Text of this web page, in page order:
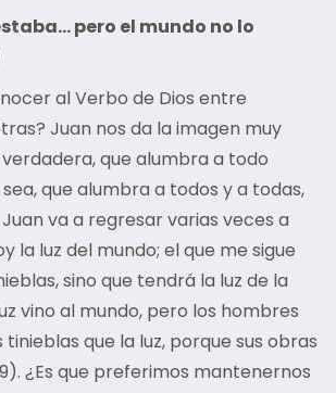
pero el mundo no lo
al Verbo de Dios entre
Juan nos da la imagen muy
que alumbra a todo
sea, que alumbra a todos y a todas,
va a regresar varias veces a
la luz del mundo; el que me sigue
sino que tendrá la luz de la
vino al mundo, pero los hombres
que la luz, porque sus obras
¿Es que preferimos mantenernos